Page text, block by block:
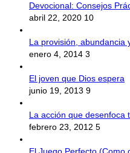
Devocional: Consejos
abril 22, 2020 10
La provisión, abundancia
enero 4, 2014 3
El joven que Dios espera
junio 19, 2013 9
La acción que desenfoca
febrero 23, 2012 5